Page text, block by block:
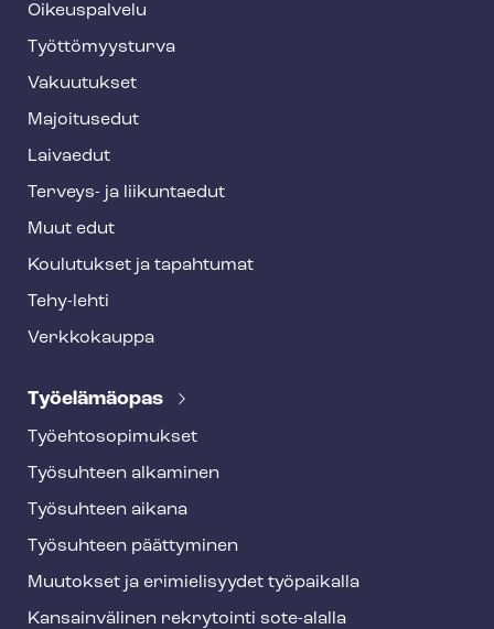
o
o
t
e
Oikeuspalvelu
Työt­tö­myys­tur­va
Vakuutukset
Majoitusedut
Laivaedut
Terveys- ja liikuntaedut
Muut edut
Koulutukset ja tapahtumat
Tehy-lehti
Verkkokauppa
Työelämäopas
Työ­eh­to­so­pi­muk­set
Työsuhteen alkaminen
Työsuhteen aikana
Työsuhteen päättyminen
Muutokset ja erimielisyydet työpaikalla
Kansainvälinen rekrytointi sote-alalla